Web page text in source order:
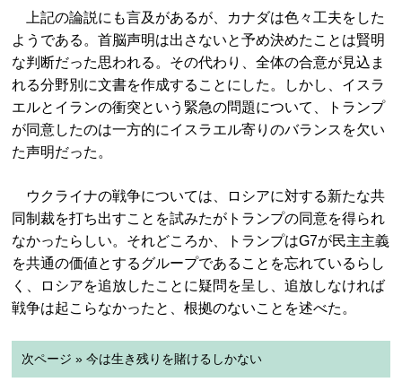
上記の論説にも言及があるが、カナダは色々工夫をした
ようである。首脳声明は出さないと予め決めたことは賢明
な判断だった思われる。その代わり、全体の合意が見込ま
れる分野別に文書を作成することにした。しかし、イスラ
エルとイランの衝突という緊急の問題について、トランプ
が同意したのは一方的にイスラエル寄りのバランスを欠い
た声明だった。
ウクライナの戦争については、ロシアに対する新たな共
同制裁を打ち出すことを試みたがトランプの同意を得られ
なかったらしい。それどころか、トランプはG7が民主主義
を共通の価値とするグループであることを忘れているらし
く、ロシアを追放したことに疑問を呈し、追放しなければ
戦争は起こらなかったと、根拠のないことを述べた。
次ページ » 今は生き残りを賭けるしかない